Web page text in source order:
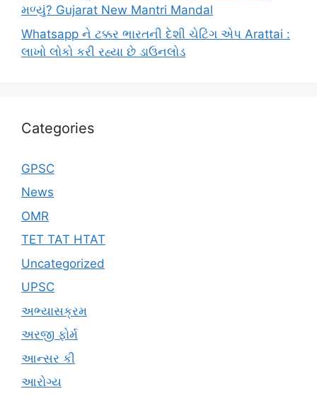
મળ્યું? Gujarat New Mantri Mandal
Whatsapp ને ટક્કર ભારતની દેશી ચેટિંગ એપ Arattai :
લાખો લોકો કરી રહ્યા છે ડાઉનલોડ
Categories
GPSC
News
OMR
TET TAT HTAT
Uncategorized
UPSC
અભ્યાસક્રમ
અરજી ફોર્મ
આન્સર કી
આરોગ્ય